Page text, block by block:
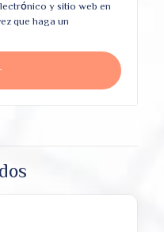
y sitio web en
que haga un